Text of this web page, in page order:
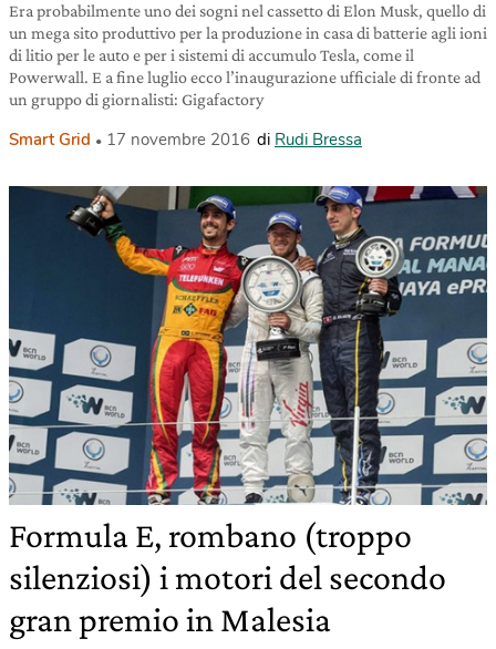
Era probabilmente uno dei sogni nel cassetto di Elon Musk, quello di
un mega sito produttivo per la produzione in casa di batterie agli ioni
di litio per le auto e per i sistemi di accumulo Tesla, come il
Powerwall. E a fine luglio ecco l’inaugurazione ufficiale di fronte ad
un gruppo di giornalisti: Gigafactory
Smart Grid 17 novembre 2016 di Rudi Bressa
Formula E, rombano (troppo
silenziosi) i motori del secondo
gran premio in Malesia